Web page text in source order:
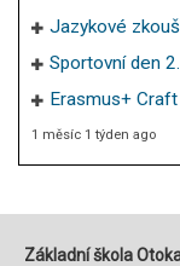
Jazykové
Sportovní den
Erasmus+
1 měsíc 1 týden ago
Základní škola